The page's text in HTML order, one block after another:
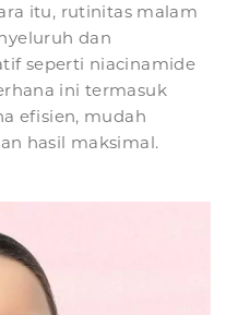
itu, rutinitas malam
dan
seperti niacinamide
ini termasuk
efisien, mudah
hasil maksimal.